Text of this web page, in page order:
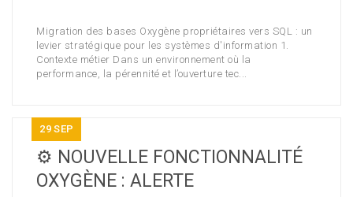
Migration des bases Oxygène propriétaires vers SQL : un
levier stratégique pour les systèmes d'information 1.
Contexte métier Dans un environnement où la
performance, la pérennité et l’ouverture tec...
29 SEP
⚙️ NOUVELLE FONCTIONNALITÉ
OXYGÈNE : ALERTE